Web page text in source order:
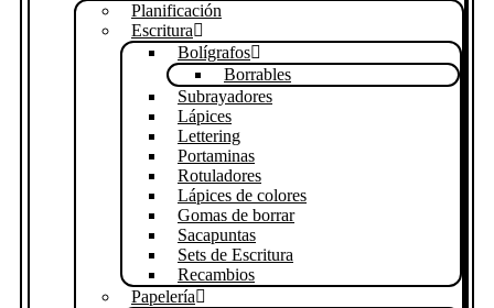
Planificación
Escritura
Bolígrafos
Borrables
Subrayadores
Lápices
Lettering
Portaminas
Rotuladores
Lápices de colores
Gomas de borrar
Sacapuntas
Sets de Escritura
Recambios
Papelería